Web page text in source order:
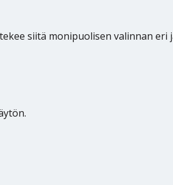
siitä monipuolisen valinnan eri